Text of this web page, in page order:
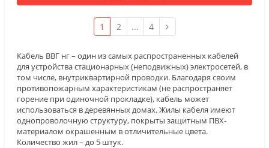
1 2 ... 4
Кабель ВВГ нг – один из самых распространенных кабелей
для устройства стационарных (неподвижных) электросетей, в
том числе, внутриквартирной проводки. Благодаря своим
противопожарным характеристикам (не распространяет
горение при одиночной прокладке), кабель может
использоваться в деревянных домах. Жилы кабеля имеют
однопроволочную структуру, покрыты защитным ПВХ-
материалом окрашенным в отличительные цвета.
Количество жил – до 5 штук.